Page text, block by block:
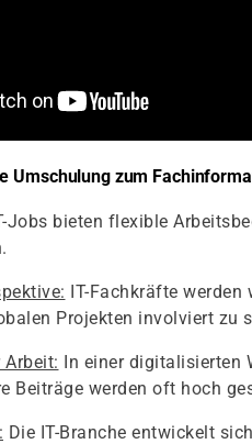
Umschulung zum
Jobs bieten flexible
IT-Fachkräfte
Projekten involviert zu
Arbeit: In einer digitalisierten
Beiträge werden oft hoch
Die IT-Branche entwickelt